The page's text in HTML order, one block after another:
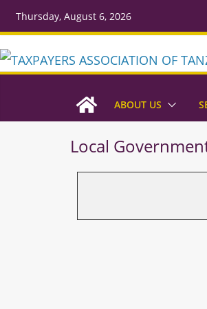
Thursday, August 6, 2026
ABOUT US
Local